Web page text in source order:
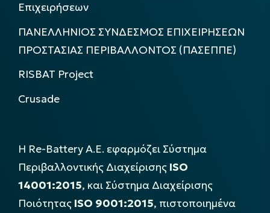
Επιχειρήσεων
ΠΑΝΕΛΛΗΝΙΟΣ ΣΥΝΔΕΣΜΟΣ ΕΠΙΧΕΙΡΗΣΕΩΝ
ΠΡΟΣΤΑΣΙΑΣ ΠΕΡΙΒΑΛΛΟΝΤΟΣ (ΠΑΣΕΠΠΕ)
RISBAT Project
Crusade
Η Re-Battery Α.Ε. εφαρμόζει Σύστημα
Περιβαλλοντικής Διαχείρισης ISO
14001:2015, και Σύστημα Διαχείρισης
Ποιότητας ISO 9001:2015, πιστοποιημένα